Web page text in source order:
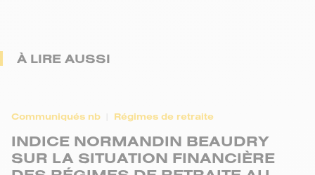
À LIRE AUSSI
Communiqués nb Régimes de retraite
INDICE NORMANDIN BEAUDRY
SUR LA SITUATION FINANCIÈRE